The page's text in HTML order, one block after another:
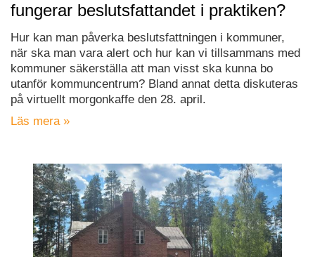
fungerar beslutsfattandet i praktiken?
Hur kan man påverka beslutsfattningen i kommuner,
när ska man vara alert och hur kan vi tillsammans med
kommuner säkerställa att man visst ska kunna bo
utanför kommuncentrum? Bland annat detta diskuteras
på virtuellt morgonkaffe den 28. april.
Läs mera »